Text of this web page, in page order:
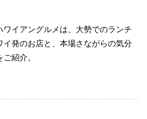
ワイアングルメは、大勢でのランチ
イ発のお店と、本場さながらの気分
紹介。